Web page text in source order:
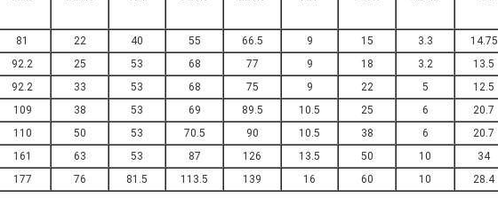
81 22 40 55 66.5 9 15 3.3
14.75
92.2 25 53 68 77 9 18 3.2
13.5
92.2 33 53 68 75 9 22 5
12.5
109 38 53 69 89.5 10.5 25 6
20.7
110 50 53 70.5 90 10.5 38 6
20.7
161 63 53 87 126 13.5 50 10
34
177 76 81.5 113.5 139 16 60 10 28.4